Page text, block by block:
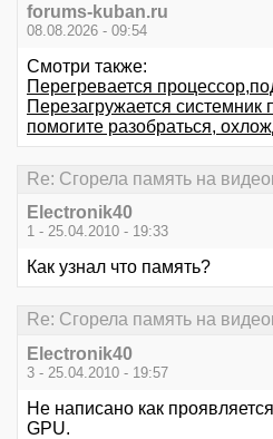
forums-kuban.ru
08.08.2026 - 09:54
Смотри также:
Перегревается
Перезагружается системник
помогите разобраться,
Re: Сгорела память на
Electronik40
1 - 25.04.2010 - 19:33
Как узнал что память?
Re: Сгорела память на
Electronik40
3 - 25.04.2010 - 19:57
Не написано как
GPU.